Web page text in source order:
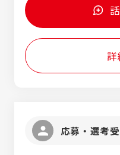
詳
応募・選考